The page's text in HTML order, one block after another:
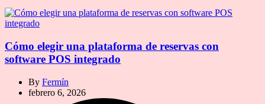
Cómo elegir una plataforma de reservas con
software POS integrado
By Fermín
febrero 6, 2026